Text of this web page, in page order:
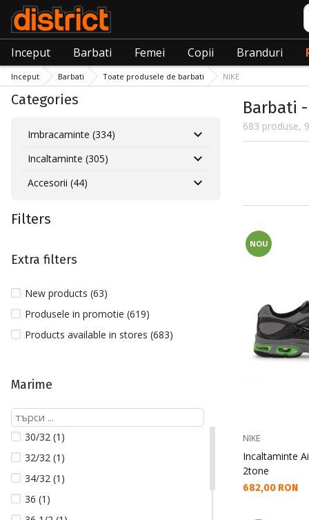
Inceput Barbati Femei Copii Branduri
Inceput Barbati Toate produsele de barbati NIKE
Categories
Imbracaminte (334)
Incaltaminte (305)
Accesorii (44)
Filters
Extra filters
New products (63)
Produsele in promotie (619)
Products available in stores (683)
Marime
30/32 (1)
32/32 (1)
34/32 (1)
36 (1)
Barbati
683 produse,
NOU
NIKE
Incaltaminte
2tone
Текуща цена:
682,00 RON